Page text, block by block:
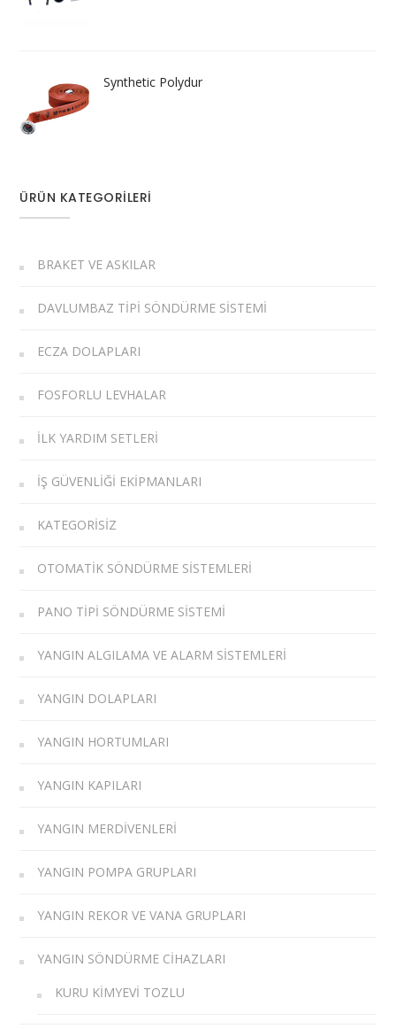
Synthetic Polydur
ÜRÜN KATEGORILERI
BRAKET VE ASKILAR
DAVLUMBAZ TIPI SÖNDÜRME SISTEMI
ECZA DOLAPLARI
FOSFORLU LEVHALAR
İLK YARDIM SETLERI
İŞ GÜVENLIĞI EKIPMANLARI
KATEGORISIZ
OTOMATIK SÖNDÜRME SISTEMLERI
PANO TIPI SÖNDÜRME SISTEMI
YANGIN ALGILAMA VE ALARM SISTEMLERI
YANGIN DOLAPLARI
YANGIN HORTUMLARI
YANGIN KAPILARI
YANGIN MERDIVENLERI
YANGIN POMPA GRUPLARI
YANGIN REKOR VE VANA GRUPLARI
YANGIN SÖNDÜRME CIHAZLARI
KURU KIMYEVI TOZLU